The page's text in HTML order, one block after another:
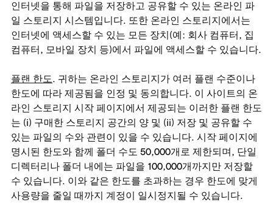
인터넷을 통해 파일을 저장하고 공유할 수 있는 온라인 파
일 스토리지 시스템입니다. 또한 온라인 스토리지에서는
인터넷에 액세스할 수 있는 모든 장치(예: 회사 컴퓨터, 집
컴퓨터, 모바일 장치 등)에서 파일에 액세스할 수 있습니다.
플랜 한도
. 귀하는 온라인 스토리지가 여러 플랜 수준이나
한도에 따라 제공됨을 인정 및 동의합니다. 이 사이트의 온
라인 스토리지 시작 페이지에서 제공되는 이러한 플랜 한도
는 (i) 구매한 스토리지 공간의 양 및 (ii) 저장 및 공유할 수
있는 파일의 수와 관련이 있을 수 있습니다. 시작 페이지에
명시된 한도와 함께 폴더 수도 50,000개로 제한되며, 단일
디렉터리나 폴더 내에는 파일을 100,000개까지만 저장할
수 있습니다. 이와 같은 한도를 초과하는 경우 한도에 맞게
사용량을 줄일 때까지 계정이 일시정지될 수 있습니다.